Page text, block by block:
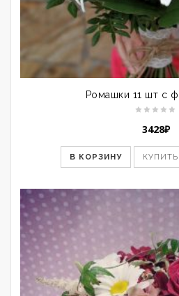
Ромашки 11 шт с
3428₽
В КОРЗИНУ